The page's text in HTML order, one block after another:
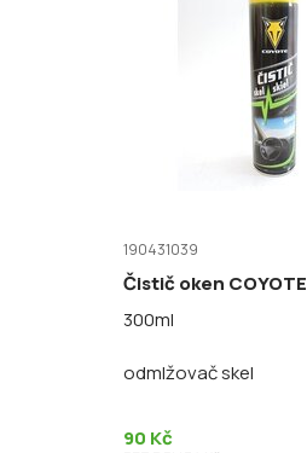
190431039
Čistič oken COYOTE
300ml
odmlžovač skel
90 Kč